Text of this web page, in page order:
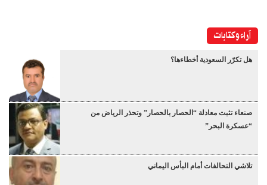
آراء وكتابات
هل تكرّر السعودية أخطاءها؟
صنعاء تثبت معادلة “الحصار بالحصار” وتحذر الرياض من
“عسكرة البحر”
تلاشي التحالفات أمام البأس اليماني